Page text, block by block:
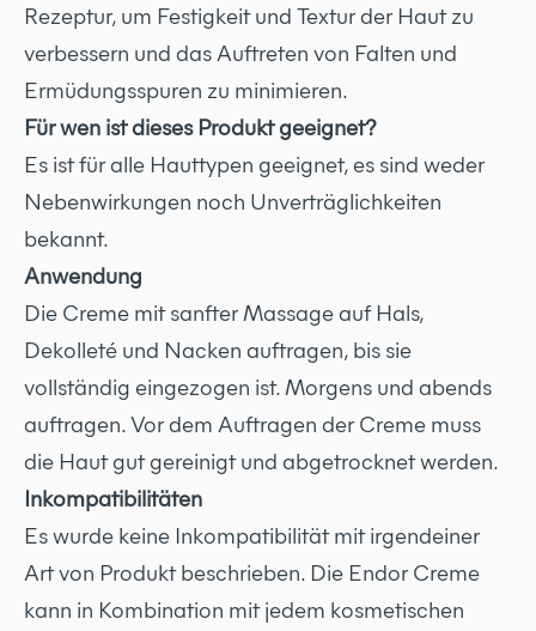
Rezeptur, um Festigkeit und Textur der Haut zu
verbessern und das Auftreten von Falten und
Ermüdungsspuren zu minimieren.
Für wen ist dieses Produkt geeignet?
Es ist für alle Hauttypen geeignet, es sind weder
Nebenwirkungen noch Unverträglichkeiten
bekannt.
Anwendung
Die Creme mit sanfter Massage auf Hals,
Dekolleté und Nacken auftragen, bis sie
vollständig eingezogen ist. Morgens und abends
auftragen. Vor dem Auftragen der Creme muss
die Haut gut gereinigt und abgetrocknet werden.
Inkompatibilitäten
Es wurde keine Inkompatibilität mit irgendeiner
Art von Produkt beschrieben. Die Endor Creme
kann in Kombination mit jedem kosmetischen